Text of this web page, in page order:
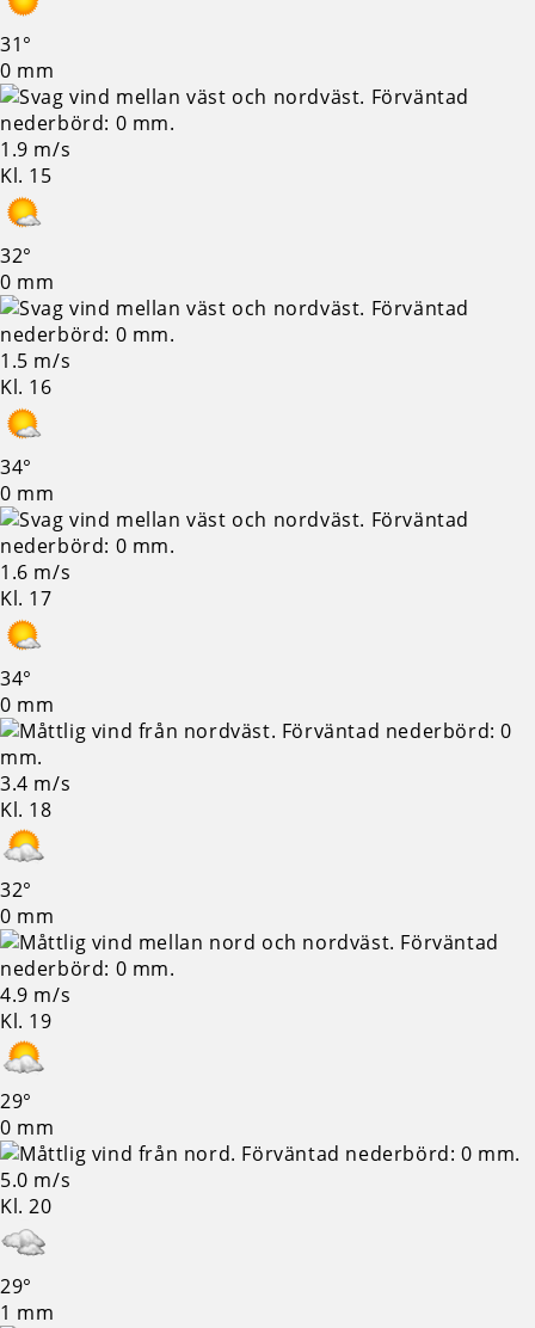
31°
0 mm
1.9 m/s
Kl. 15
32°
0 mm
1.5 m/s
Kl. 16
34°
0 mm
1.6 m/s
Kl. 17
34°
0 mm
3.4 m/s
Kl. 18
32°
0 mm
4.9 m/s
Kl. 19
29°
0 mm
5.0 m/s
Kl. 20
29°
1 mm